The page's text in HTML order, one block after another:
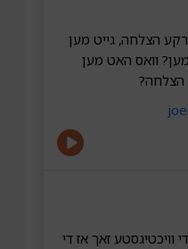
הצלחה, גייט מען
וואס האט מען
הצלחה?
וויכטיגסטע זאך אז די